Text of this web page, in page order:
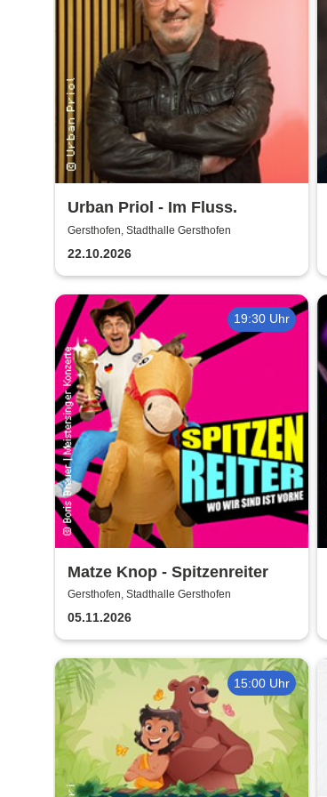
Urban Priol - Im Fluss.
Gersthofen, Stadthalle Gersthofen
22.10.2026
19:30 Uhr
Matze Knop - Spitzenreiter
Gersthofen, Stadthalle Gersthofen
05.11.2026
15:00 Uhr